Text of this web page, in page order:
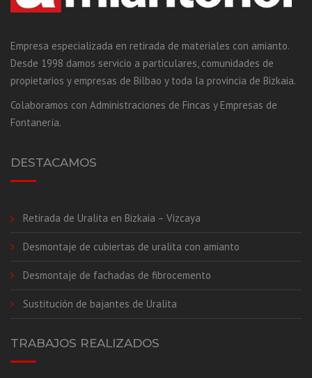
Empresa especializada en retirada de materiales con amianto.
Desde 1998 damos servicio a particulares, comunidades de
propietarios y empresas de Bilbao y toda la provincia de Bizkaia.
Colaboramos con Administraciones de Fincas y Empresas de
Fontanería.
DESTACAMOS
Retirada de Uralita en Bizkaia – Vizcaya
Desmontaje de cubiertas de uralita con amianto
Desmontaje de fachadas de fibrocemento
Sustitución de bajantes de Uralita
TRABAJOS REALIZADOS